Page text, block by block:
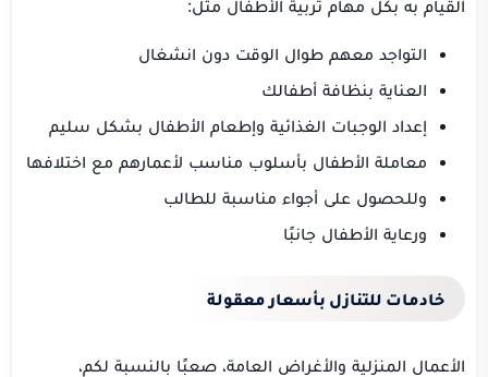
القيام به بكل مهام تربية الأطفال مثل:
التواجد معهم طوال الوقت دون انشغال
العناية بنظافة أطفالك
إعداد الوجبات الغذائية وإطعام الأطفال بشكل سليم
معاملة الأطفال بأسلوب مناسب لأعمارهم مع اختلافها
وللحصول على أجواء مناسبة للطالب
ورعاية الأطفال جانبًا
خادمات للتنازل بأسعار معقولة
الأعمال المنزلية والأغراض العامة، صعبًا بالنسبة لكم،